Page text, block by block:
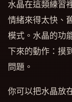
水晶在這類練習
情緒來得太快、
模式。水晶的功
下來的動作：摸
問題。
你可以把水晶放